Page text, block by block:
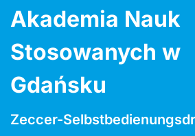
Akademia Nauk
Stosowanych w
Gdańsku
Zeccer-